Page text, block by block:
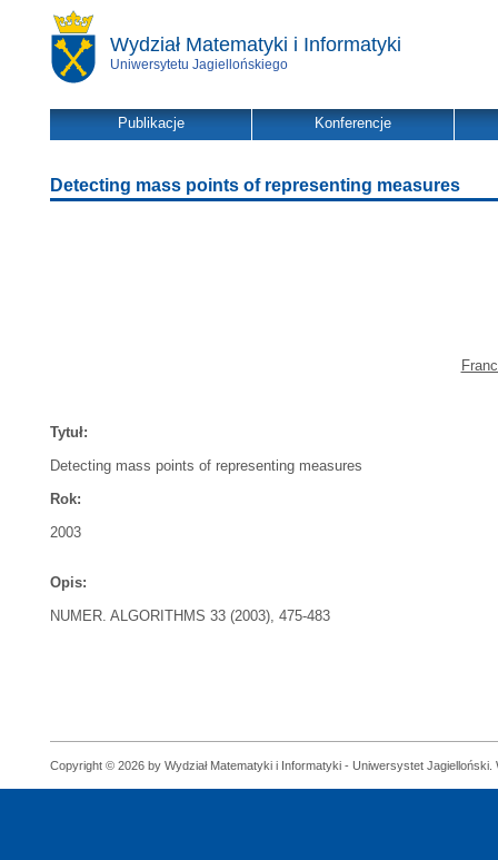
Wydział Matematyki i Informatyki
Uniwersytetu Jagiellońskiego
Publikacje Konferencje
Detecting mass points of representing measures
Tytuł:
Detecting mass points of representing measures
Rok:
2003
Opis:
NUMER. ALGORITHMS 33 (2003), 475-483
Copyright © 2026 by Wydział Matematyki i Informatyki - Uniwersystet